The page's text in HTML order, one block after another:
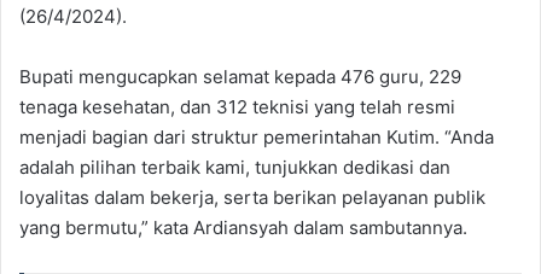
(26/4/2024).
Bupati mengucapkan selamat kepada 476 guru, 229
tenaga kesehatan, dan 312 teknisi yang telah resmi
menjadi bagian dari struktur pemerintahan Kutim. “Anda
adalah pilihan terbaik kami, tunjukkan dedikasi dan
loyalitas dalam bekerja, serta berikan pelayanan publik
yang bermutu,” kata Ardiansyah dalam sambutannya.